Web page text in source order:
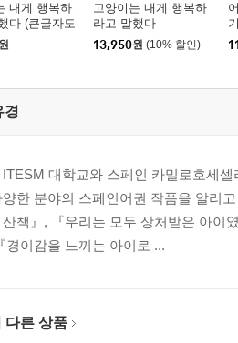
내게 행복하
다 (큰글자도
원
고양이는 내게 행복하
라고 말했다
13,950원 (10% 할인)
경
ITESM 대학교와 스페인 카밀로호세
한 분야의 스페인어권 작품을 알리
산책』, 『우리는 모두 상처받은 아이
경이감을 느끼는 아이로 ...
다른 상품